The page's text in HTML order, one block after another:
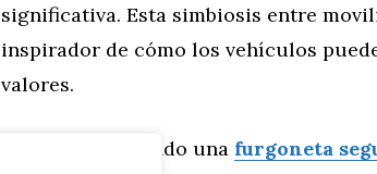
significativa. Esta simbiosis entre
inspirador de cómo los vehículos
valores.
Y si estás buscando una furgoneta